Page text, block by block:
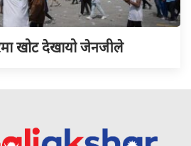
खोट देखायो जेनजीले